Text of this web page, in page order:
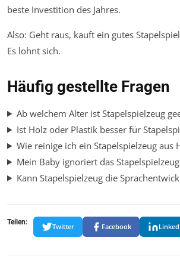
beste Investition des Jahres.
Also: Geht raus, kauft ein gutes
Es lohnt sich.
Häufig gestellte Fragen
Ab welchem Alter ist Stapelspielzeug
Ist Holz oder Plastik besser für
Wie reinige ich ein Stapelspielzeug aus
Mein Baby ignoriert das
Kann Stapelspielzeug die
Teilen:
Twitter Facebook